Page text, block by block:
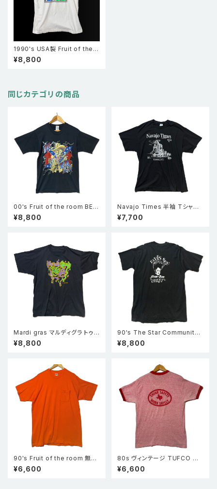
1990's USA製 Fruit of the r
oom フルールオブザルーム LO
CK UP1991 シングルステッチ
¥8,800
同じカテゴリの商品
00's Fruit of the room BES
T スカル サンダー サザンクロス
プリント 半袖 Tシャツ 黒 M
¥8,800
Navajo Times 半袖 Tシャツ
黒 XL
¥7,700
Mardi gras マルディグラ トゥ
ーフェイス 仮面 半袖 シングル
ステッチ Tシャツ 黒
¥8,800
90's The Star Community
Bar 半袖 シングルステッチ Tシ
ャツ 黒 XL 企業物
¥8,800
90's Fruit of the room 無地
ポケT 半袖ポケットTシャツ オ
レンジ XL
¥6,600
80s ヴィンテージ TUFCO リ
ンガーTシャツ 赤杢 TUFCO
半袖 企業物
¥6,600